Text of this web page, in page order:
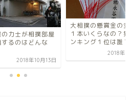
懸賞金の金額は
くらなの？獲得ラ
１位は誰？
力士の食事の回数は
んなメニューを食べ